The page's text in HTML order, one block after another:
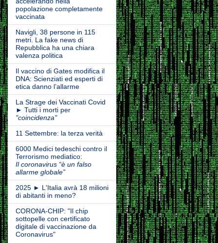
popolazione completamente
vaccinata
Navigli, 38 persone in 115
metri. La fake news di
Repubblica ha una chiara
valenza politica
Il vaccino di Gates modifica il
DNA: Scienziati ed esperti di
etica danno l’allarme
La Strage dei Vaccinati Covid
► Tutti i morti per
"coincidenza"
11 Settembre: la terza verità
6000 Medici tedeschi contro il
Terrorismo mediatico:
Il coronavirus “è un falso
allarme globale”
2025 ► L'Italia avrà 18 milioni
di abitanti in meno?
CORONA-CHIP: "Il chip
sottopelle con certificato
digitale di vaccinazione da
Coronavirus"